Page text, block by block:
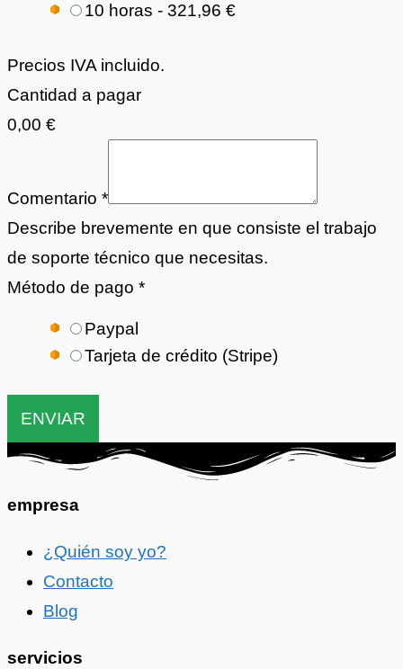
10 horas - 321,96 €
Precios IVA incluido.
Cantidad a pagar
0,00 €
Comentario *
Describe brevemente en que consiste el trabajo
de soporte técnico que necesitas.
Método de pago *
Paypal
Tarjeta de crédito (Stripe)
ENVIAR
empresa
¿Quién soy yo?
Contacto
Blog
servicios